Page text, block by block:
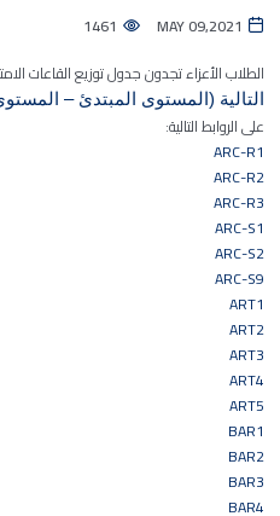
MAY 09,2021
1461
الطلاب الأعزاء تجدون جدول توزيع القاعات
التالية (المستوى المبتدئ –
على الروابط التالية:
ARC-R1
ARC-R2
ARC-R3
ARC-S1
ARC-S2
ARC-S9
ART1
ART2
ART3
ART4
ART5
BAR1
BAR2
BAR3
BAR4